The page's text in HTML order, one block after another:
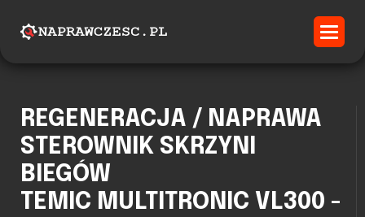
REGENERACJA / NAPRAWA
STEROWNIK SKRZYNI
BIEGÓW
TEMIC MULTITRONIC VL300 -